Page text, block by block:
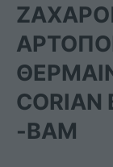
CORIAN
-BAM